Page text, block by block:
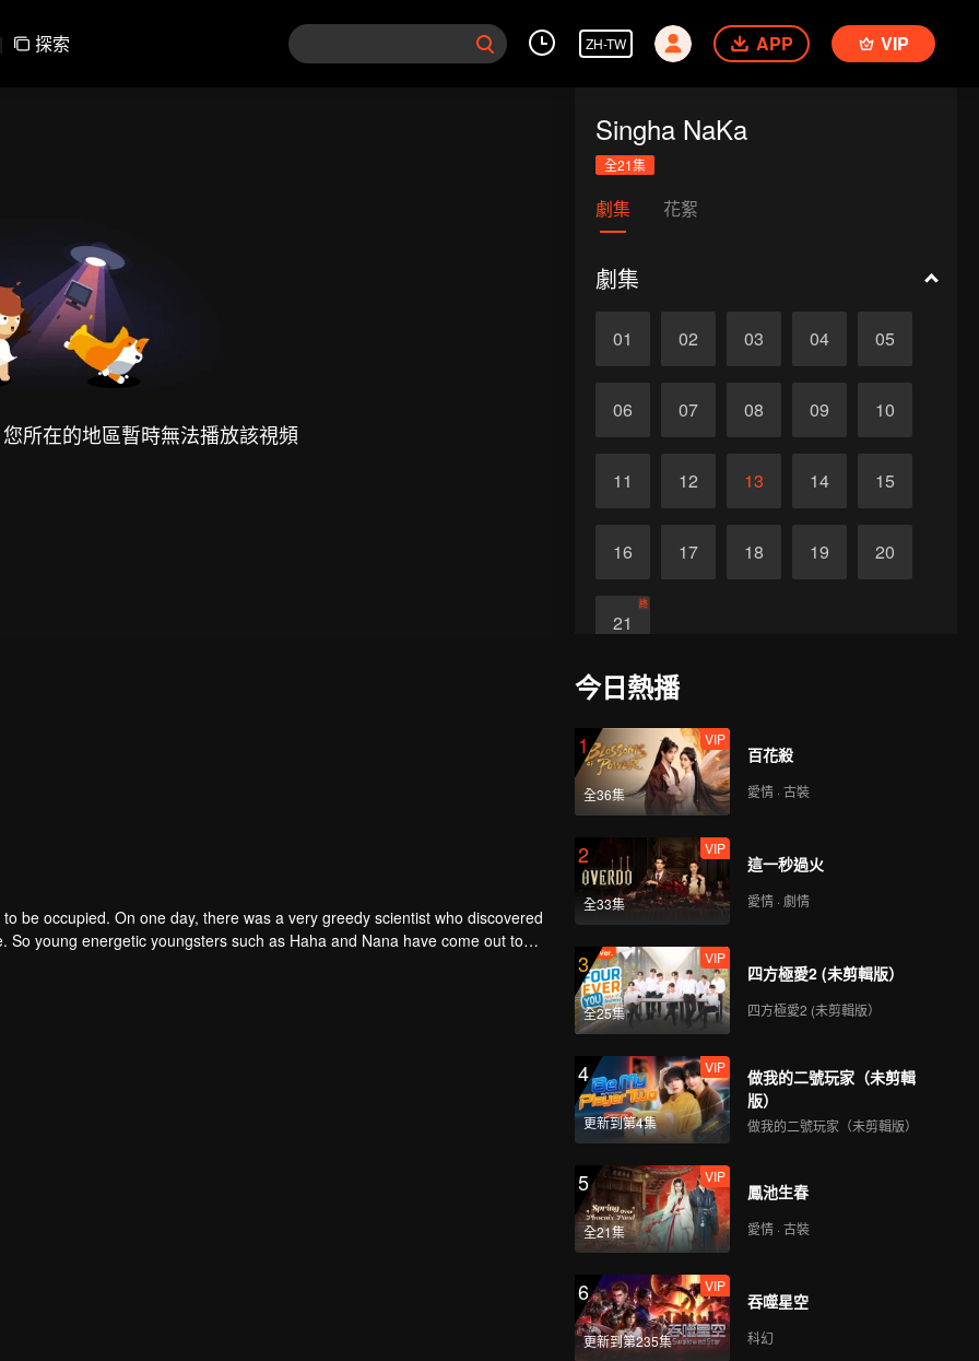
| 探索 ZH-TW APP VIP
所在的地區暫時無法播放該視頻
Singha NaKa
全21集
劇集 花絮
劇集
01 02 03 04 05
06 07 08 09 10
11 12 13 14 15
16 17 18 19 20
21
終
be occupied. On one day, there was a very greedy scientist who discovered
young energetic youngsters such as Haha and Nana have come out to
villains. The mission is to stumble upon the love story. Make sure to make
今日熱播
1
全36集
VIP
百花殺
愛情 · 古裝
2
全33集
VIP
這一秒過火
愛情 · 劇情
3
全25集
VIP
四方極愛2 (未剪輯版）
四方極愛2 (未剪輯版）
4
更新到第4集
VIP
做我的二號玩家（未剪輯
版）
做我的二號玩家（未剪輯版）
5
全21集
VIP
鳳池生春
愛情 · 古裝
6
更新到第235集
VIP
吞噬星空
科幻